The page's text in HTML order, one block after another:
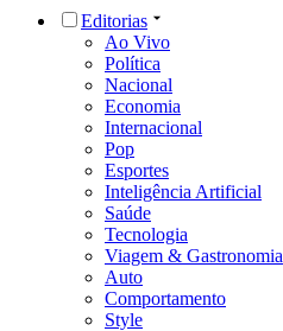
Editorias
Ao Vivo
Política
Nacional
Economia
Internacional
Pop
Esportes
Inteligência Artificial
Saúde
Tecnologia
Viagem & Gastronomia
Auto
Comportamento
Style